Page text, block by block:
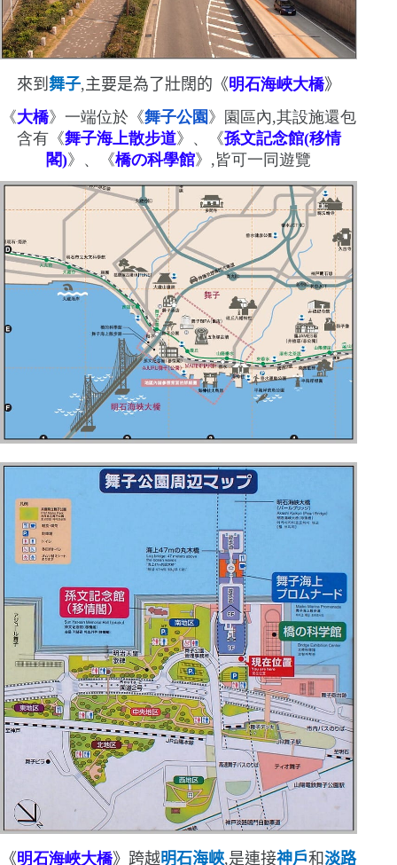
來到舞子,主要是為了壯闊的《明石海峽大橋》
《大橋》一端位於《舞子公園》園區內,其設施還包
含有《舞子海上散步道》、 《孫文記念館(移情
閣)》、《橋の科學館》,皆可一同遊覽
《明石海峽大橋》 跨越明石海峽,是連接神戶和淡路